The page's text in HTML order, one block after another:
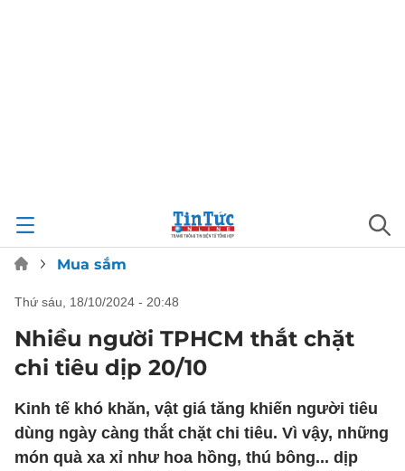
Mua sắm
thứ sáu, 18/10/2024 - 20:48
Nhiều người TPHCM thắt chặt
chi tiêu dịp 20/10
Kinh tế khó khăn, vật giá tăng khiến người tiêu
dùng ngày càng thắt chặt chi tiêu. Vì vậy, những
món quà xa xỉ như hoa hồng, thú bông... dịp